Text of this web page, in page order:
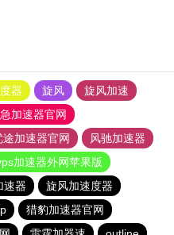
器 旋风
旋风加速
加速器官网
途加速器官网
风驰加速器
加速器外网苹果版
速器
旋风加速度器
猎豹加速器官网